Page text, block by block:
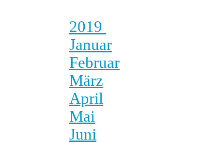
2019
Januar
Februar
März
April
Mai
Juni